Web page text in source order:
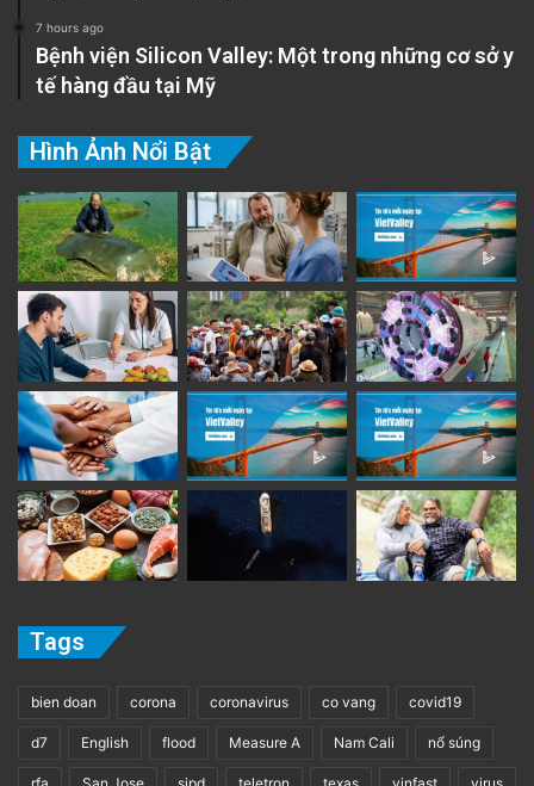
7 hours ago
Bệnh viện Silicon Valley: Một trong những cơ sở y
tế hàng đầu tại Mỹ
Hình Ảnh Nổi Bật
Tags
bien doan corona coronavirus co vang covid19
d7 English flood Measure A Nam Cali nổ súng